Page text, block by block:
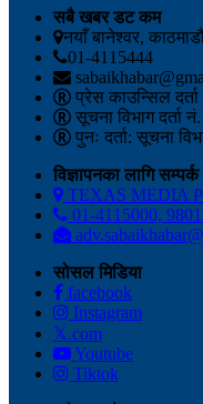
सबै खबर डट कम
नयाँ बानेश्वर,
01-4115444
प्रेस काउन्सिल
सूचना विभाग दर्ता
पुनः दर्ता: सूचना
विज्ञापनका लागि सम्पर्क
TEXAS MEDIA
01-4115000,
सोसल मिडिया
facebook
Instagram
𝕏.com
Youtube
Tiktok